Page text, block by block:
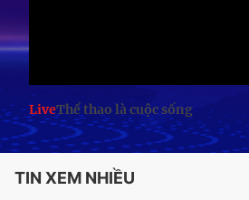
LiveThể thao là cuộc sống
TIN XEM NHIỀU